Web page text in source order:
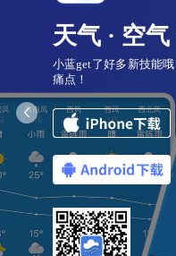
天气 · 空
小蓝get了好多新技能
痛点！